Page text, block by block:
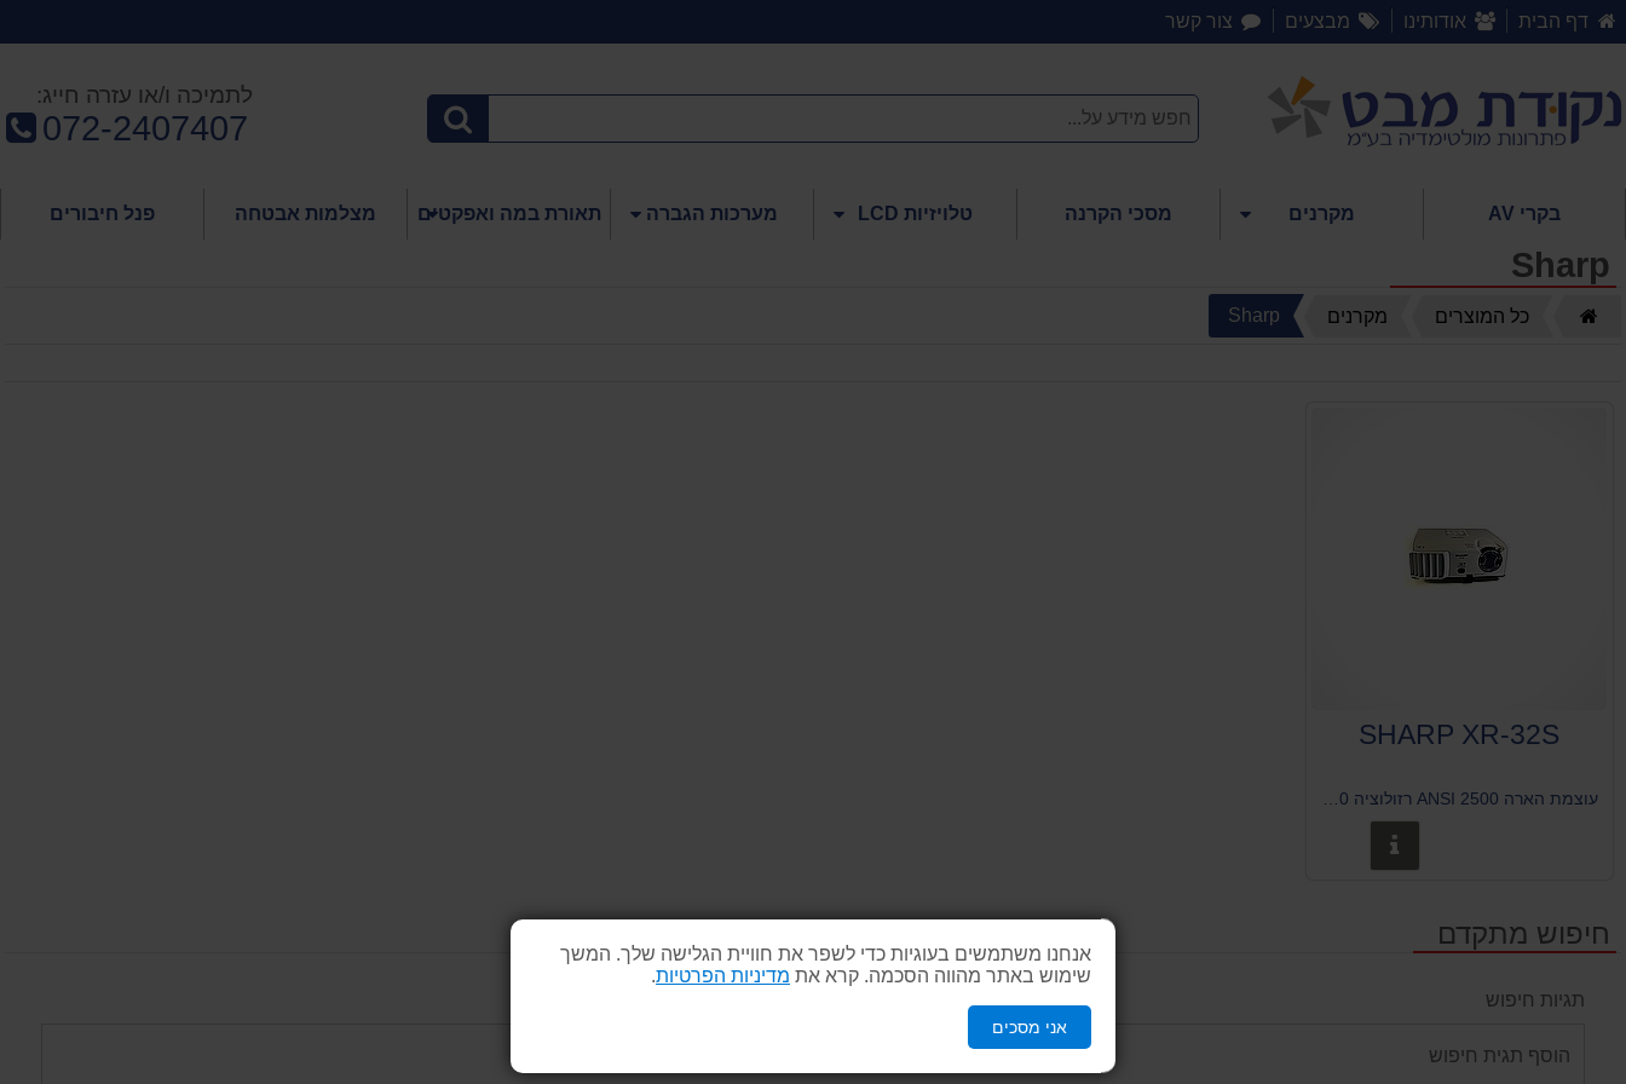
אנחנו משתמשים בעוגיות כדי לשפר את חוויית הגלישה שלך. המשך
שימוש באתר מהווה הסכמה. קרא את מדיניות הפרטיות
אני מסכים
דף הבית אודותינו מבצעים צור קשר
לתמיכה ו/או עזרה חייג:
טלפון:
072-2407407
בקרי AV מקרנים מסכי הקרנה טלויזיות LCD מערכות הגברה תאורת במה ואפקטים מצלמות אבטחה פנל חיבורים
Sharp
כל המוצרים מקרנים Sharp
SHARP XR-32S
עוצמת הארה 2500 ANSI רזולוציה 800X600 משקל 2.9 ק"ג
חיפוש מתקדם
תגיות חיפוש